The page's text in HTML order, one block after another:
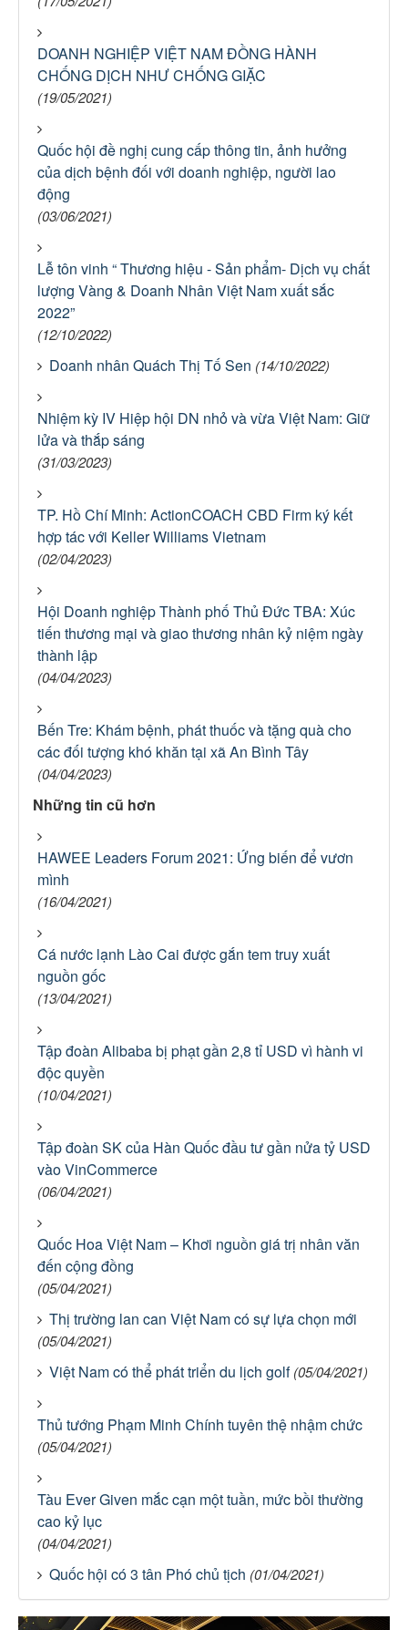
DOANH NGHIỆP VIỆT NAM ĐỒNG HÀNH
CHỐNG DỊCH NHƯ CHỐNG GIẶC
(19/05/2021)
Quốc hội đề nghị cung cấp thông tin, ảnh hưởng
của dịch bệnh đối với doanh nghiệp, người lao
động
(03/06/2021)
Lễ tôn vinh “ Thương hiệu - Sản phẩm- Dịch vụ chất
lượng Vàng & Doanh Nhân Việt Nam xuất sắc
2022”
(12/10/2022)
Doanh nhân Quách Thị Tố Sen (14/10/2022)
Nhiệm kỳ IV Hiệp hội DN nhỏ và vừa Việt Nam: Giữ
lửa và thắp sáng
(31/03/2023)
TP. Hồ Chí Minh: ActionCOACH CBD Firm ký kết
hợp tác với Keller Williams Vietnam
(02/04/2023)
Hội Doanh nghiệp Thành phố Thủ Đức TBA: Xúc
tiến thương mại và giao thương nhân kỷ niệm ngày
thành lập
(04/04/2023)
Bến Tre: Khám bệnh, phát thuốc và tặng quà cho
các đối tượng khó khăn tại xã An Bình Tây
(04/04/2023)
Những tin cũ hơn
HAWEE Leaders Forum 2021: Ứng biến để vươn
mình
(16/04/2021)
Cá nước lạnh Lào Cai được gắn tem truy xuất
nguồn gốc
(13/04/2021)
Tập đoàn Alibaba bị phạt gần 2,8 tỉ USD vì hành vi
độc quyền
(10/04/2021)
Tập đoàn SK của Hàn Quốc đầu tư gần nửa tỷ USD
vào VinCommerce
(06/04/2021)
Quốc Hoa Việt Nam – Khơi nguồn giá trị nhân văn
đến cộng đồng
(05/04/2021)
Thị trường lan can Việt Nam có sự lựa chọn mới
(05/04/2021)
Việt Nam có thể phát triển du lịch golf (05/04/2021)
Thủ tướng Phạm Minh Chính tuyên thệ nhậm chức
(05/04/2021)
Tàu Ever Given mắc cạn một tuần, mức bồi thường
cao kỷ lục
(04/04/2021)
Quốc hội có 3 tân Phó chủ tịch (01/04/2021)